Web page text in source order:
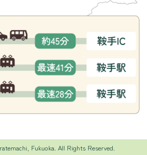
Fukuoka. All Rights Reserved.